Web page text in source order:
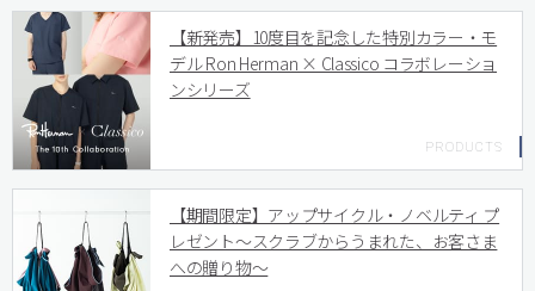
【新発売】10度目を記念した特別カラー・モ
デル Ron Herman × Classico コラボレーショ
ンシリーズ
【期間限定】アップサイクル・ノベルティ プ
レゼント〜スクラブからうまれた、お客さま
への贈り物〜